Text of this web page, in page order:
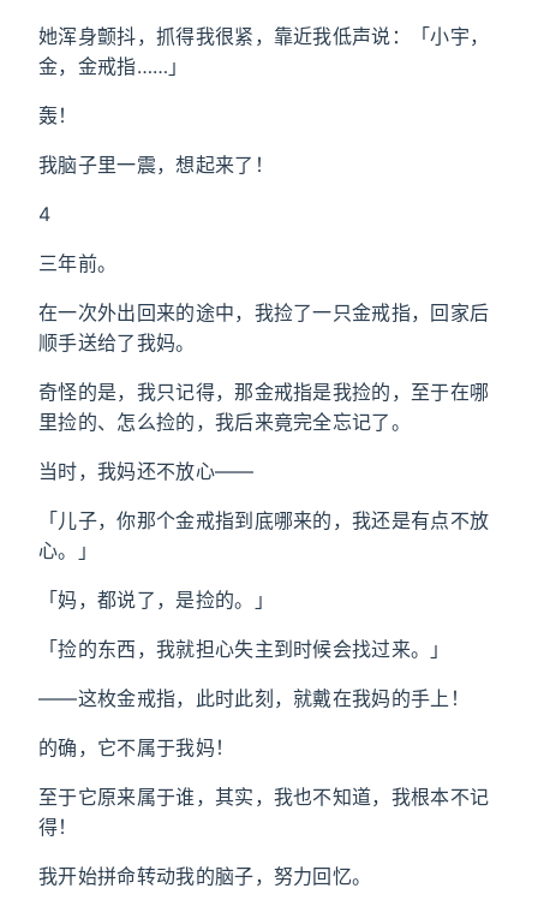
她浑身颤抖，抓得我很紧，靠近我低声说：「小宇，
金，金戒指……」
轰！
我脑子里一震，想起来了！
4
三年前。
在一次外出回来的途中，我捡了一只金戒指，回家后
顺手送给了我妈。
奇怪的是，我只记得，那金戒指是我捡的，至于在哪
里捡的、怎么捡的，我后来竟完全忘记了。
当时，我妈还不放心——
「儿子，你那个金戒指到底哪来的，我还是有点不放
心。」
「妈，都说了，是捡的。」
「捡的东西，我就担心失主到时候会找过来。」
——这枚金戒指，此时此刻，就戴在我妈的手上！
的确，它不属于我妈！
至于它原来属于谁，其实，我也不知道，我根本不记
得！
我开始拼命转动我的脑子，努力回忆。